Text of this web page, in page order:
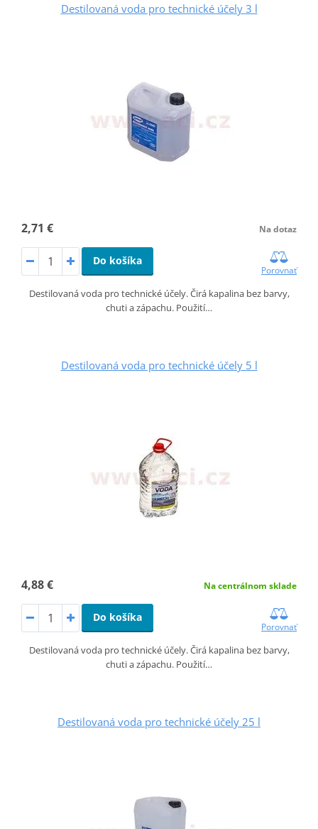
Destilovaná voda pro technické účely 3 l
2,71 € Na dotaz
Do košíka
Porovnať
Destilovaná voda pro technické účely. Čirá kapalina bez barvy,
chuti a zápachu. Použití…
Destilovaná voda pro technické účely 5 l
4,88 € Na centrálnom sklade
Do košíka
Porovnať
Destilovaná voda pro technické účely. Čirá kapalina bez barvy,
chuti a zápachu. Použití…
Destilovaná voda pro technické účely 25 l